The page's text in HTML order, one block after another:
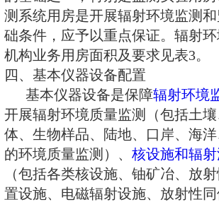
中央编办、发展改革委
关于加强核与辐射安全
级政府应给本地区环保
费保障方面提供必要
之有效履行职能，切实
装置，保障核与辐射安
环境监测与监察运行经